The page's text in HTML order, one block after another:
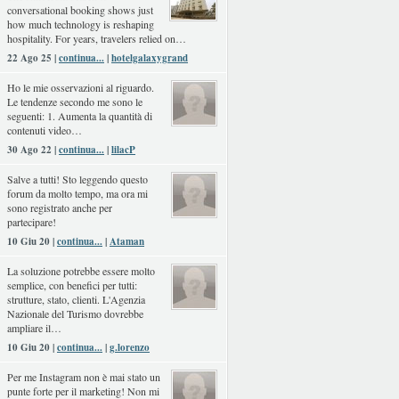
conversational booking shows just
how much technology is reshaping
hospitality. For years, travelers relied on…
22 Ago 25 |continua...|hotelgalaxygrand
Ho le mie osservazioni al riguardo.
Le tendenze secondo me sono le
seguenti: 1. Aumenta la quantità di
contenuti video…
30 Ago 22 |continua...|lilacP
Salve a tutti! Sto leggendo questo
forum da molto tempo, ma ora mi
sono registrato anche per
partecipare!
10 Giu 20 |continua...|Ataman
La soluzione potrebbe essere molto
semplice, con benefici per tutti:
strutture, stato, clienti. L'Agenzia
Nazionale del Turismo dovrebbe
ampliare il…
10 Giu 20 |continua...|g.lorenzo
Per me Instagram non è mai stato un
punte forte per il marketing! Non mi